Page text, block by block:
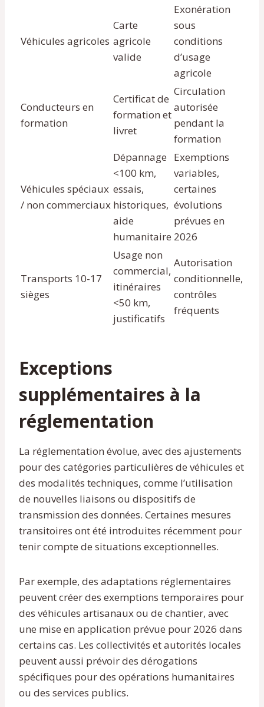
Véhicules agricoles
Carte
agricole
valide
Exonération
sous
conditions
d’usage
agricole
Conducteurs en
formation
Certificat de
formation et
livret
Circulation
autorisée
pendant la
formation
Véhicules spéciaux
/ non commerciaux
Dépannage
<100 km,
essais,
historiques,
aide
humanitaire
Exemptions
variables,
certaines
évolutions
prévues en
2026
Transports 10-17
sièges
Usage non
commercial,
itinéraires
<50 km,
justificatifs
Autorisation
conditionnelle,
contrôles
fréquents
Exceptions
supplémentaires à la
réglementation
La réglementation évolue, avec des ajustements
pour des catégories particulières de véhicules et
des modalités techniques, comme l’utilisation
de nouvelles liaisons ou dispositifs de
transmission des données. Certaines mesures
transitoires ont été introduites récemment pour
tenir compte de situations exceptionnelles.
Par exemple, des adaptations réglementaires
peuvent créer des exemptions temporaires pour
des véhicules artisanaux ou de chantier, avec
une mise en application prévue pour 2026 dans
certains cas. Les collectivités et autorités locales
peuvent aussi prévoir des dérogations
spécifiques pour des opérations humanitaires
ou des services publics.